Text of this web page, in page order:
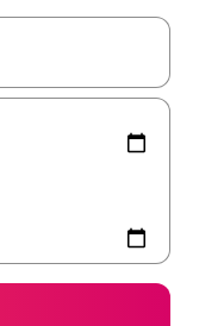
maak je een keuze